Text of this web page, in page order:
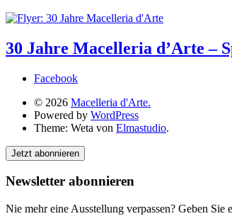
30 Jahre Macelleria d’Arte –
Facebook
© 2026 Macelleria d'Arte.
Powered by WordPress
Theme: Weta von Elmastudio.
Jetzt abonnieren
Newsletter abonnieren
Nie mehr eine Ausstellung verpassen? Geben Sie